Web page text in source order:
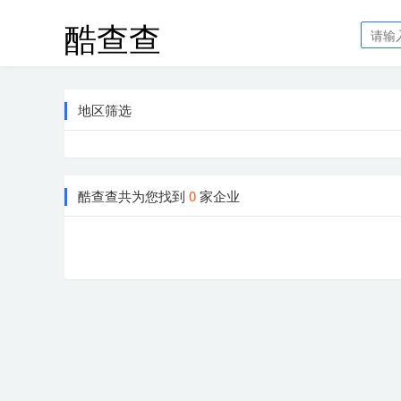
酷查查
地区筛选
酷查查共为您找到 0家企业